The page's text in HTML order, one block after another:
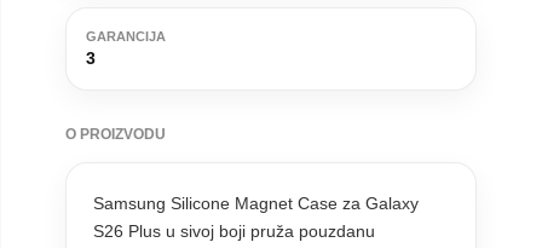
GARANCIJA
3
O PROIZVODU
Samsung Silicone Magnet Case za Galaxy
S26 Plus u sivoj boji pruža pouzdanu